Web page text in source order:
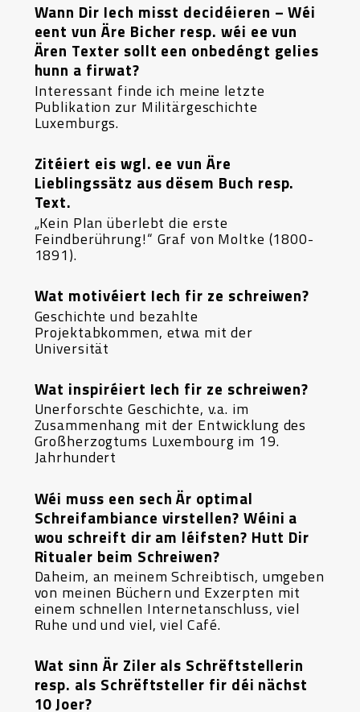
Wann Dir Iech misst decidéieren – Wéi
eent vun Äre Bicher resp. wéi ee vun
Ären Texter sollt een onbedéngt gelies
hunn a firwat?
Interessant finde ich meine letzte
Publikation zur Militärgeschichte
Luxemburgs.
Zitéiert eis wgl. ee vun Äre
Lieblingssätz aus dësem Buch resp.
Text.
„Kein Plan überlebt die erste
Feindberührung!“ Graf von Moltke (1800-
1891).
Wat motivéiert Iech fir ze schreiwen?
Geschichte und bezahlte
Projektabkommen, etwa mit der
Universität
Wat inspiréiert Iech fir ze schreiwen?
Unerforschte Geschichte, v.a. im
Zusammenhang mit der Entwicklung des
Großherzogtums Luxembourg im 19.
Jahrhundert
Wéi muss een sech Är optimal
Schreifambiance virstellen? Wéini a
wou schreift dir am léifsten? Hutt Dir
Ritualer beim Schreiwen?
Daheim, an meinem Schreibtisch, umgeben
von meinen Büchern und Exzerpten mit
einem schnellen Internetanschluss, viel
Ruhe und und viel, viel Café.
Wat sinn Är Ziler als Schrëftstellerin
resp. als Schrëftsteller fir déi nächst
10 Joer?